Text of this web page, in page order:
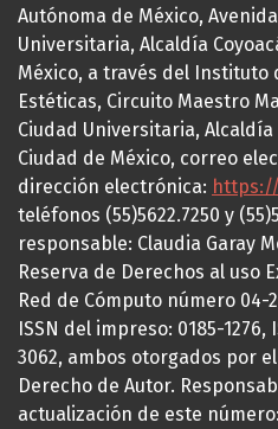
Autónoma de México,
Universitaria, Alcaldía
México, a través del Instituto
Estéticas, Circuito Maestro
Ciudad Universitaria, Alcaldía
Ciudad de México, correo
dirección electrónica:
teléfonos (55)5622.7250 y
responsable: Claudia Garay
Reserva de Derechos al uso
Red de Cómputo número 04-
ISSN del impreso: 0185-1276,
3062, ambos otorgados por
Derecho de Autor.
actualización de este